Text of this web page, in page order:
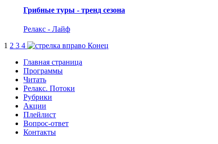
Грибные туры - тренд сезона
Релакс - Лайф
1 2 3 4
Конец
Главная страница
Программы
Читать
Релакс. Потоки
Рубрики
Акции
Плейлист
Вопрос-ответ
Контакты